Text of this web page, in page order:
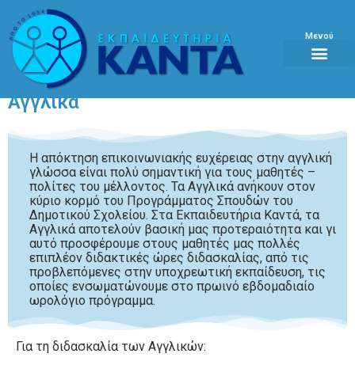
Μενού
Αγγλικά
Η απόκτηση επικοινωνιακής ευχέρειας στην αγγλική
γλώσσα είναι πολύ σημαντική για τους μαθητές –
πολίτες του μέλλοντος. Τα Αγγλικά ανήκουν στον
κύριο κορμό του Προγράμματος Σπουδών του
Δημοτικού Σχολείου. Στα Εκπαιδευτήρια Καντά, τα
Αγγλικά αποτελούν βασική μας προτεραιότητα και γι
αυτό προσφέρουμε στους μαθητές μας πολλές
επιπλέον διδακτικές ώρες διδασκαλίας, από τις
προβλεπόμενες στην υποχρεωτική εκπαίδευση, τις
οποίες ενσωματώνουμε στο πρωινό εβδομαδιαίο
ωρολόγιο πρόγραμμα.
Για τη διδασκαλία των Αγγλικών: